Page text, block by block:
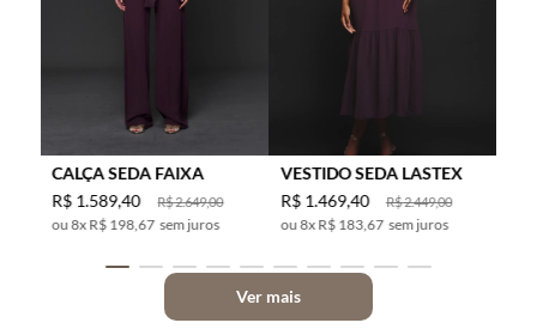
CALÇA SEDA FAIXA
R$2.649,00
R$ 1.589,40
8x R$ 198,67 sem juros
VESTIDO SEDA LASTEX
R$2.449,00
R$ 1.469,40
8x R$ 183,67 sem juros
Ver mais